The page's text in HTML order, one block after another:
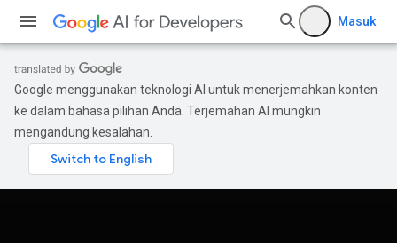
Masuk
Google menggunakan teknologi AI untuk menerjemahkan konten
ke dalam bahasa pilihan Anda. Terjemahan AI mungkin
mengandung kesalahan.